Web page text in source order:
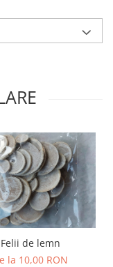
Felii de lemn
la 10,00 RON